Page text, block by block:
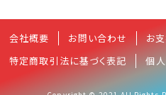
会社概要 お問い合わせ
お
特定商取引法に基づく表記
個